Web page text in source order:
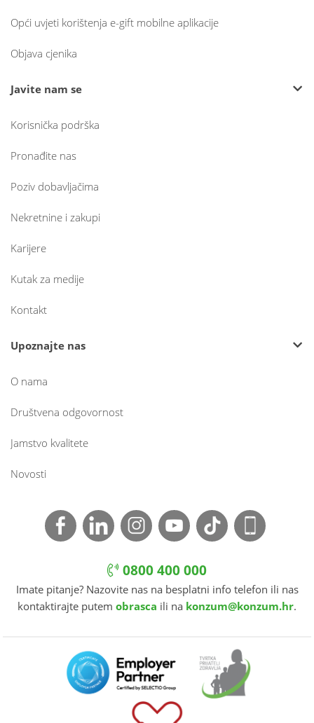
Opći uvjeti korištenja e-gift mobilne aplikacije
Objava cjenika
Javite nam se
Korisnička podrška
Pronađite nas
Poziv dobavljačima
Nekretnine i zakupi
Karijere
Kutak za medije
Kontakt
Upoznajte nas
O nama
Društvena odgovornost
Jamstvo kvalitete
Novosti
0800 400 000
Imate pitanje? Nazovite nas na besplatni info telefon ili nas
kontaktirajte putem obrasca ili na konzum@konzum.hr.